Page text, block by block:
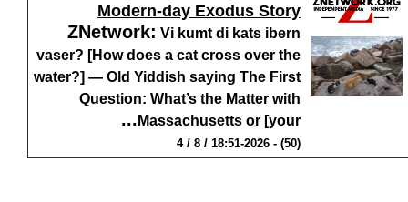
Modern-day Exodus Story
ZNetwork: Vi kumt di kats ibern
vaser? [How does a cat cross over the
water?] — Old Yiddish saying The First
Question: What’s the Matter with
Massachusetts or [your
...
(50) - 18:51-2026 / 8 / 4